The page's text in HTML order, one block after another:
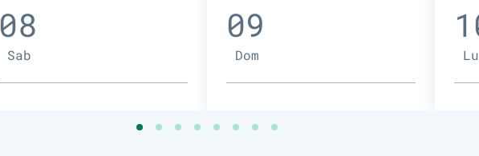
08
Sab
09
Dom